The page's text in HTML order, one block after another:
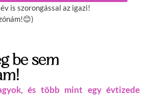
is szorongással az igazi!
😊)
be sem
és több mint egy évtizede